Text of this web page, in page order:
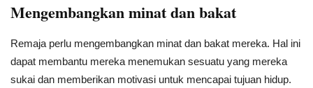
Mengembangkan minat dan bakat
Remaja perlu mengembangkan minat dan bakat mereka. Hal ini
dapat membantu mereka menemukan sesuatu yang mereka
sukai dan memberikan motivasi untuk mencapai tujuan hidup.